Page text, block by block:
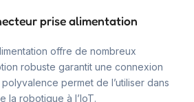
prise alimentation
offre de nombreux
robuste garantit une connexion
permet de l’utiliser dans
la robotique à l’IoT.